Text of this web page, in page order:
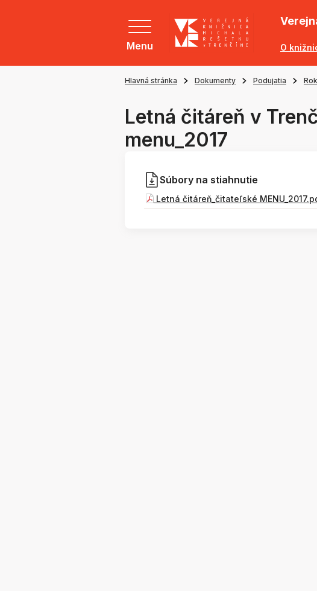
Menu O
Hlavná stránka Dokumenty Podujatia
Letná čitáreň v
menu_2017
Súbory na stiahnutie
Letná čitáreň_čitateľské